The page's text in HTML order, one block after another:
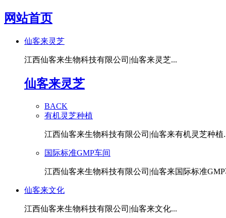
网站首页
仙客来灵芝
江西仙客来生物科技有限公司|仙客来灵芝...
仙客来灵芝
BACK
有机灵芝种植
江西仙客来生物科技有限公司|仙客来有机灵芝种植
国际标准GMP车间
江西仙客来生物科技有限公司|仙客来国际标准GMP
仙客来文化
江西仙客来生物科技有限公司|仙客来文化...